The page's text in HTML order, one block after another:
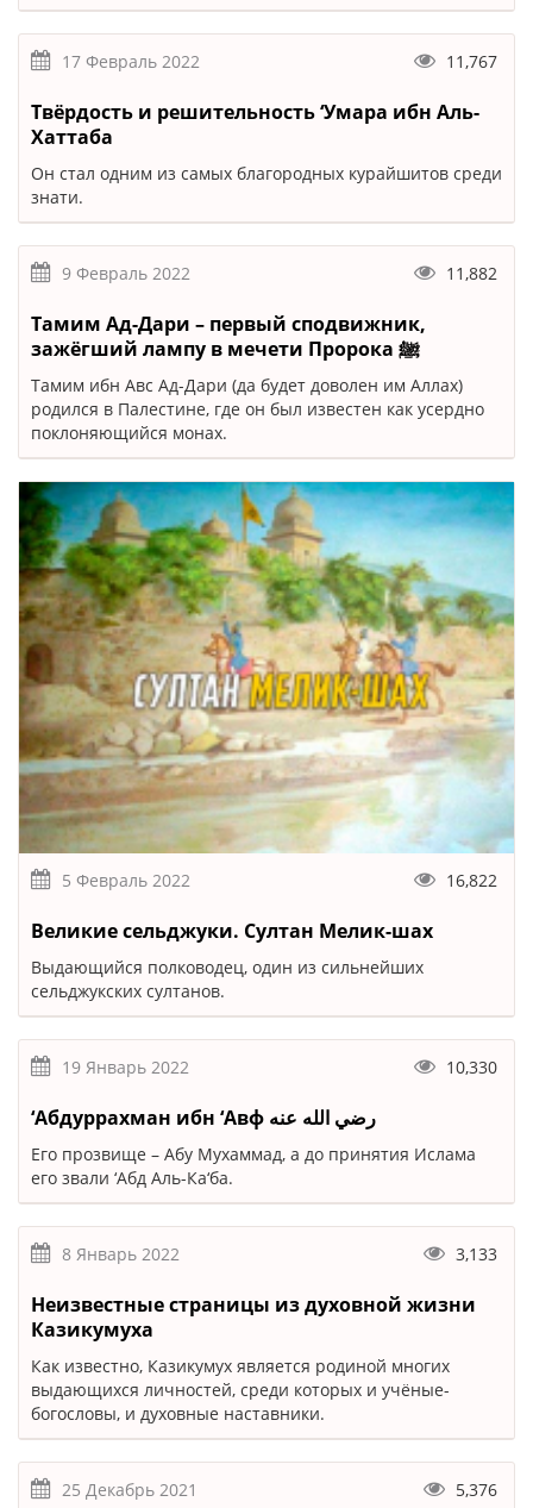
17 Февраль 2022 11,767
Твёрдость и решительность ‘Умара ибн Аль-
Хаттаба
Он стал одним из самых благородных курайшитов среди
знати.
9 Февраль 2022 11,882
Тамим Ад-Дари – первый сподвижник,
зажёгший лампу в мечети Пророка ﷺ
Тамим ибн Авс Ад-Дари (да будет доволен им Аллах)
родился в Палестине, где он был известен как усердно
поклоняющийся монах.
5 Февраль 2022 16,822
Великие сельджуки. Султан Мелик-шах
Выдающийся полководец, один из сильнейших
сельджукских султанов.
19 Январь 2022 10,330
‘Абдуррахман ибн ‘Авф رضي الله عنه
Его прозвище – Абу Мухаммад, а до принятия Ислама
его звали ‘Абд Аль-Ка‘ба.
8 Январь 2022 3,133
Неизвестные страницы из духовной жизни
Казикумуха
Как известно, Казикумух является родиной многих
выдающихся личностей, среди которых и учёные-
богословы, и духовные наставники.
25 Декабрь 2021 5,376